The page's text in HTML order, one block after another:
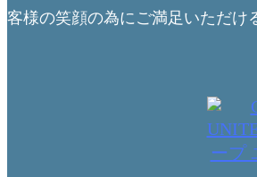
客様の笑顔の為にご満足いただけ